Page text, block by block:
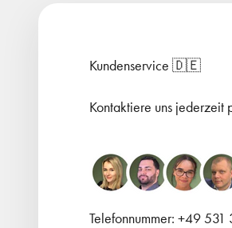
Kundenservice 🇩🇪
Kontaktiere uns jederzeit
Telefonnummer: +49